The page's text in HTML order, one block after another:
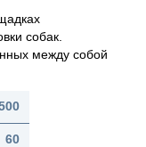
собак.
между собой
60